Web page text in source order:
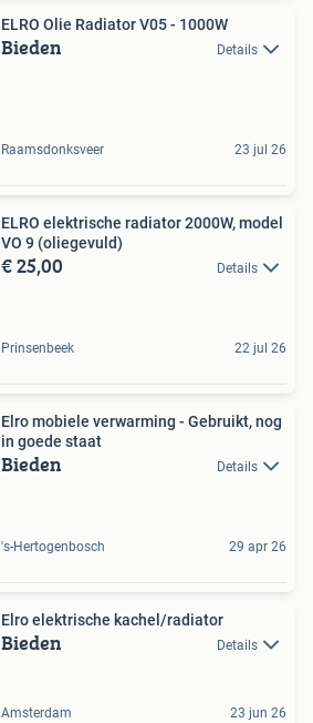
ELRO Olie Radiator V05 - 1000W
Bieden Details
Raamsdonksveer 23 jul 26
ELRO elektrische radiator 2000W, model
VO 9 (oliegevuld)
€ 25,00 Details
Prinsenbeek 22 jul 26
Elro mobiele verwarming - Gebruikt, nog
in goede staat
Bieden Details
's-Hertogenbosch 29 apr 26
Elro elektrische kachel/radiator
Bieden Details
Amsterdam 23 jun 26